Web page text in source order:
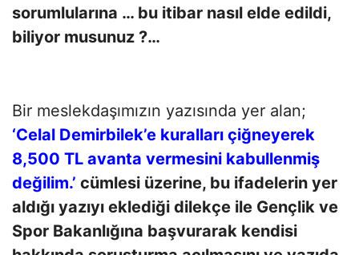
sorumlularına … bu itibar nasıl elde edildi,
biliyor musunuz ?…
Bir meslekdaşımızın yazısında yer alan;
‘Celal Demirbilek’e kuralları çiğneyerek
8,500 TL avanta vermesini kabullenmiş
değilim.’ cümlesi üzerine, bu ifadelerin yer
aldığı yazıyı eklediği dilekçe ile Gençlik ve
Spor Bakanlığına başvurarak kendisi